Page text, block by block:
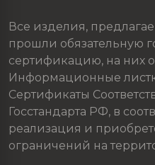
Все изделия,
прошли обязательную
сертификацию, на них
Информационные
Сертификаты
Госстандарта РФ, в
реализация и
ограничений на